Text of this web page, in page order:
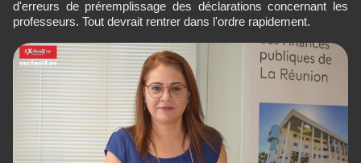
d'erreurs de préremplissage des déclarations concernant les
professeurs. Tout devrait rentrer dans l'ordre rapidement.